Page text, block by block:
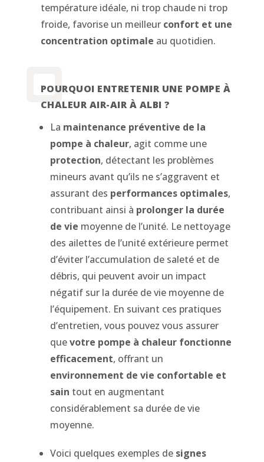
température idéale, ni trop chaude ni trop
froide, favorise un meilleur confort et une
concentration optimale au quotidien.
POURQUOI ENTRETENIR UNE POMPE À
CHALEUR AIR-AIR À ALBI ?
La maintenance préventive de la
pompe à chaleur, agit comme une
protection, détectant les problèmes
mineurs avant qu’ils ne s’aggravent et
assurant des performances optimales,
contribuant ainsi à prolonger la durée
de vie moyenne de l’unité. Le nettoyage
des ailettes de l’unité extérieure permet
d’éviter l’accumulation de saleté et de
débris, qui peuvent avoir un impact
négatif sur la durée de vie moyenne de
l’équipement. En suivant ces pratiques
d’entretien, vous pouvez vous assurer
quevotre pompe à chaleur fonctionne
efficacement, offrant un
environnement de vie confortable et
sain tout en augmentant
considérablement sa durée de vie
moyenne.
Voici quelques exemples de signes